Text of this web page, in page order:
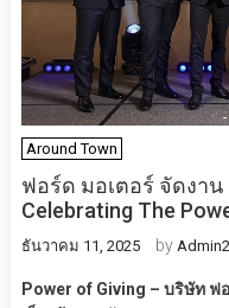
Around Town
ฟอร์ด มอเตอร์ จัดงาน
Celebrating The
ธันวาคม 11, 2025 by Admin2
Power of Giving – บริษัท ฟ